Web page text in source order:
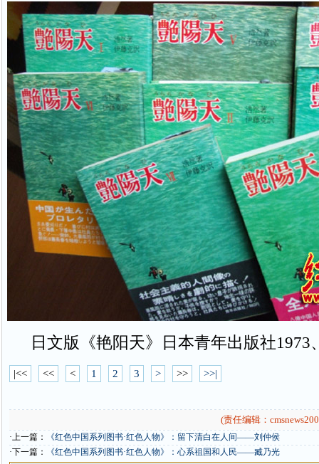
日文版《艳阳天》日本青年出版社1973
|<< << < 1 2 3 > >> >>|
(责任编辑：
·上一篇：
《红色中国系列图书·红色人物》：留下清白在人间——刘仲侯
·下一篇：
《红色中国系列图书·红色人物》：心系祖国和人民——臧乃光